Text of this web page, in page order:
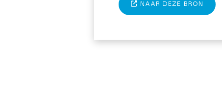
NAAR DEZE BRON